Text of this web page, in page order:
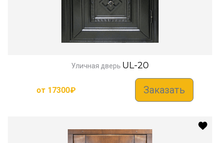
Уличная дверь UL-20
от 17300₽ Заказать